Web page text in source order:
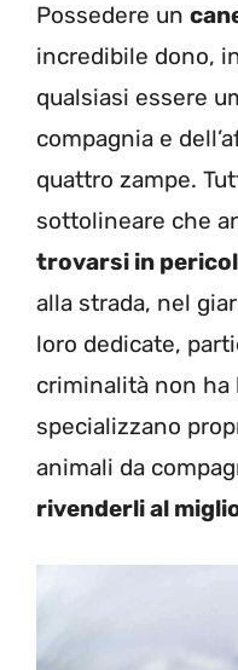
Possedere un
incredibile dono,
qualsiasi essere
compagnia e
quattro zampe.
sottolineare che
trovarsi in
alla strada, nel
loro dedicate,
criminalità non
specializzano
animali da
rivenderli al